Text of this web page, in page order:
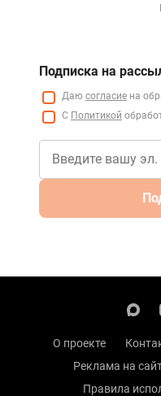
Подписка на
Даю согласие на
С Политикой
О проекте
Реклама на
Правила